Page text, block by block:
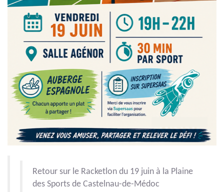
Retour sur le Racketlon du 19 juin à la Plaine
des Sports de Castelnau-de-Médoc